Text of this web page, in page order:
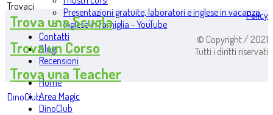
Presentazioni gratuite, laboratori e inglese in vacanza
Inglese in famiglia - YouTube
Contatti
Blog
Recensioni
Home
Area Magic
DinoClub
Trovaci
Trova una Scuola
Trova un Corso
Trova una Teacher
DinoClub
Policy
© Copyright / 2021
Tutti i diritti riservati